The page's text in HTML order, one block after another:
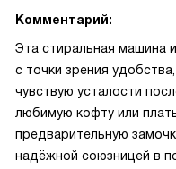
Комментарий:
Эта стиральная машина
с точки зрения
чувствую усталости
любимую кофту или
предварительную
надёжной союзницей в